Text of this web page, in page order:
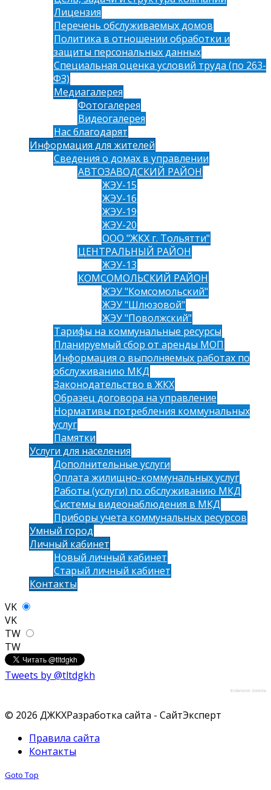
Лицензия
Перечень обслуживаемых домов
Политика в отношении обработки и
защиты персональных данных
Специальная оценка условий труда (по 263-
ФЗ)
Медиагалерея
Фотогалерея
Видеогалерея
Нас благодарят
Информация для жителей
Сведения о домах в управлении
АВТОЗАВОДСКИЙ РАЙОН
ЖЭУ-15
ЖЭУ-16
ЖЭУ-19
ЖЭУ-20
ООО "ЖКХ г. Тольятти"
ЦЕНТРАЛЬНЫЙ РАЙОН
ЖЭУ-13
КОМСОМОЛЬСКИЙ РАЙОН
ЖЭУ "Комсомольский"
ЖЭУ "Шлюзовой"
ЖЭУ "Поволжский"
Тарифы на коммунальные ресурсы
Планируемый сбор от аренды МОП
Информация о выполняемых работах по
обслуживанию МКД
Законодательство в ЖКХ
Образец договора на управление
Нормативы потребления коммунальных
услуг
Памятки
Услуги для населения
Дополнительные услуги
Оплата жилищно-коммунальных услуг
Работы (услуги) по обслуживанию МКД
Системы видеонаблюдения в МКД
Приборы учета коммунальных ресурсов
Умный город
Личный кабинет
Новый личный кабинет
Старый личный кабинет
Контакты
VK
VK
TW
TW
Tweets by @tltdgkh
Extension Joomla
© 2026 ДЖКХРазработка сайта - СайтЭксперт
Правила сайта
Контакты
Goto Top